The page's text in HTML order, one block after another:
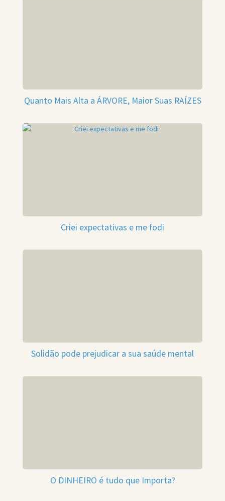
Quanto Mais Alta a ÁRVORE, Maior Suas RAÍZES
Criei expectativas e me fodi
Solidão pode prejudicar a sua saúde mental
O DINHEIRO é tudo que Importa?